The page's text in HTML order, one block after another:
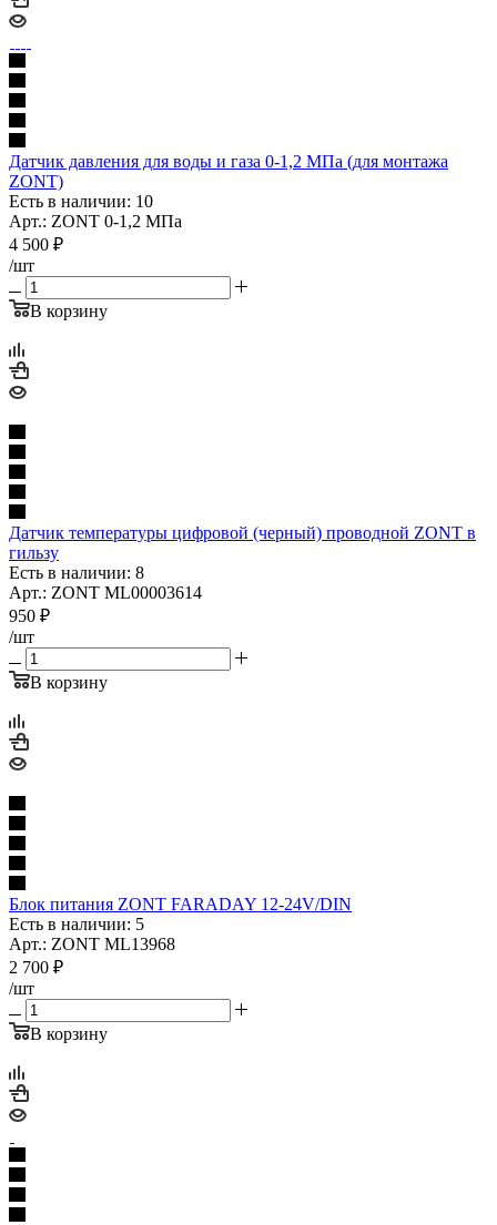
Датчик давления для воды и газа 0-1,2 MПa (для монтажа
ZONT)
Есть в наличии: 10
Арт.: ZONT 0-1,2 МПа
4 500 ₽
/шт
В корзину
Датчик температуры цифровой (черный) проводной ZONT в
гильзу
Есть в наличии: 8
Арт.: ZONT ML00003614
950 ₽
/шт
В корзину
Блок питания ZONT FARADAY 12-24V/DIN
Есть в наличии: 5
Арт.: ZONT ML13968
2 700 ₽
/шт
В корзину